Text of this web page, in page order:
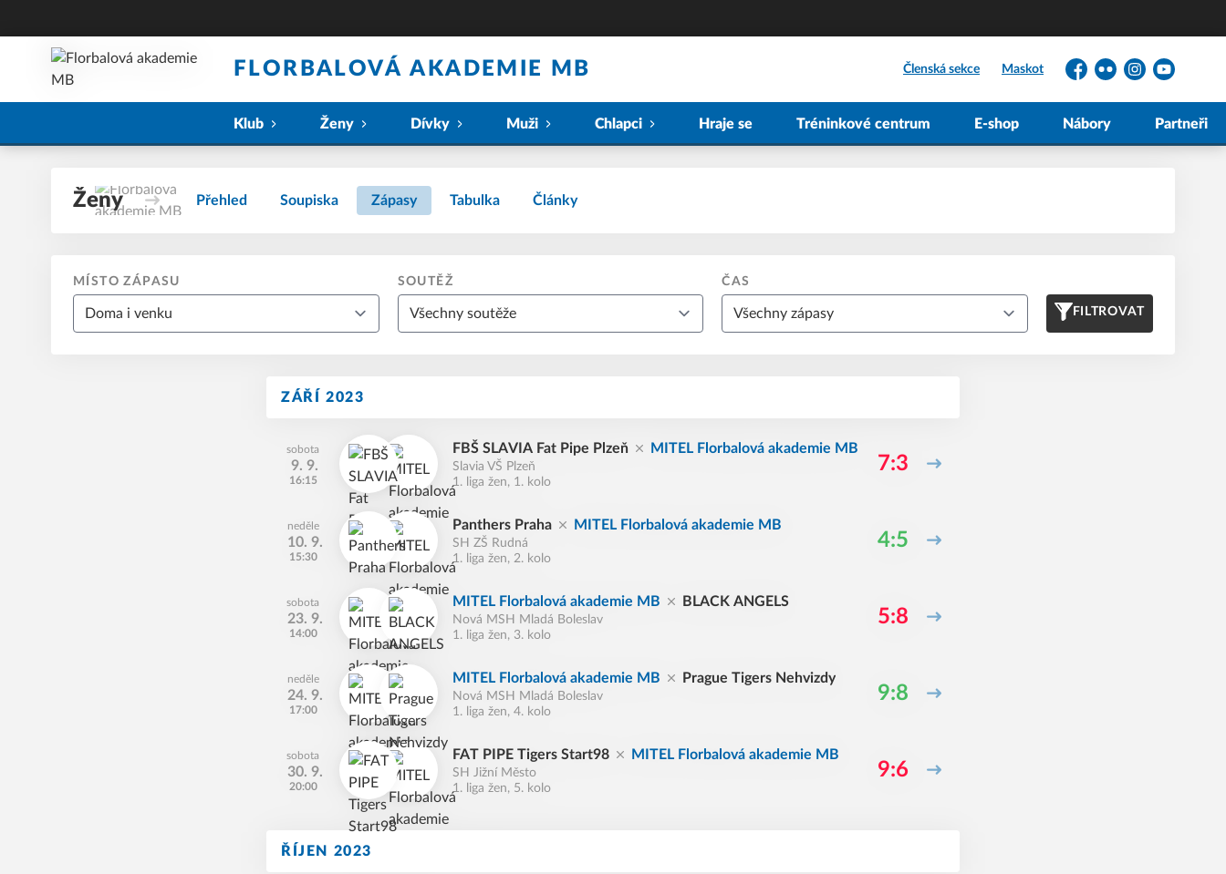
FLORBALOVÁ AKADEMIE MB Členská sekce Maskot
Facebook
FlickrInstagramYouTube
Klub Ženy Dívky Muži Chlapci Hraje se Tréninkové centrum E-shop Nábory Partneři
Ženy Přehled Soupiska Zápasy Tabulka Články
MÍSTO ZÁPASU SOUTĚŽ ČAS
FILTROVAT
ZÁŘÍ 2023
sobota
9. 9.
16:15
FBŠ SLAVIA Fat Pipe Plzeň MITEL Florbalová akademie MB
Slavia VŠ Plzeň
1. liga žen, 1. kolo
7:3
neděle
10. 9.
15:30
Panthers Praha MITEL Florbalová akademie MB
SH ZŠ Rudná
1. liga žen, 2. kolo
4:5
sobota
23. 9.
14:00
MITEL Florbalová akademie MB BLACK ANGELS
Nová MSH Mladá Boleslav
1. liga žen, 3. kolo
5:8
neděle
24. 9.
17:00
MITEL Florbalová akademie MB Prague Tigers Nehvizdy
Nová MSH Mladá Boleslav
1. liga žen, 4. kolo
9:8
sobota
30. 9.
20:00
FAT PIPE Tigers Start98 MITEL Florbalová akademie MB
SH Jižní Město
1. liga žen, 5. kolo
9:6
ŘÍJEN 2023